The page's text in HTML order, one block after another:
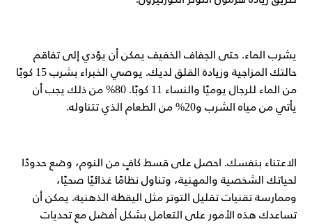
يشرب الماء. حتى الجفاف الخفيف يمكن أن يؤدي إلى تفاقم
حالتك المزاجية وزيادة القلق لديك. يوصي الخبراء بشرب 15 كوبًا
من الماء للرجال يوميًا والنساء 11 كوبًا. 80% من ذلك يجب أن
يأتي من مياه الشرب و20% من الطعام الذي تتناوله.
الاعتناء بنفسك. احصل على قسط كافٍ من النوم، وضع حدودًا
لحياتك الشخصية والمهنية، وتناول نظامًا غذائيًا صحيًا،
وممارسة تقنيات تقليل التوتر مثل اليقظة الذهنية. يمكن أن
تساعدك هذه الأمور على التعامل بشكل أفضل مع تحديات